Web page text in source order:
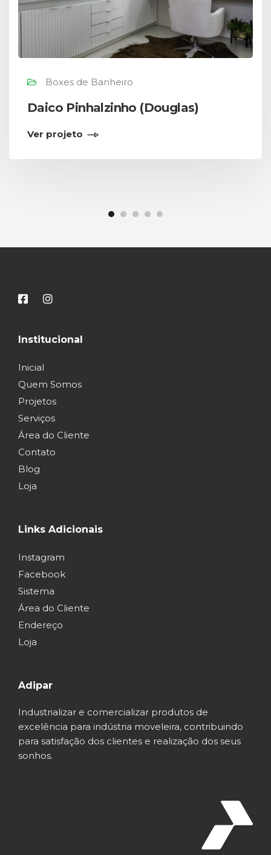
Boxes de Banheiro
Daico Pinhalzinho (Douglas)
Ver projeto
Institucional
Inicial
Quem Somos
Projetos
Serviços
Área do Cliente
Contato
Blog
Loja
Links Adicionais
Instagram
Facebook
Sistema
Área do Cliente
Endereço
Loja
Adipar
Industrializar e comercializar produtos de
excelência para indústria moveleira, contribuindo
para satisfação dos clientes e realização dos seus
sonhos.